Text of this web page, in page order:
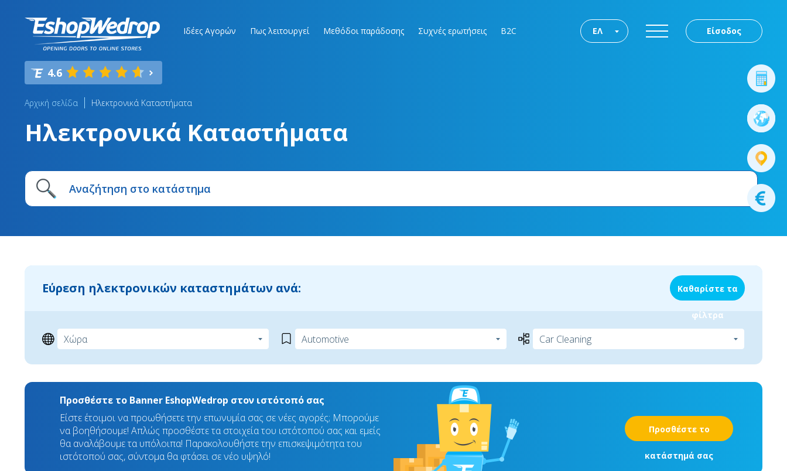
Ιδέες Αγορών Πως λειτουργεί Μεθόδοι παράδοσης Συχνές ερωτήσεις B2C Είσοδος
ΕΛ
4.6
Αρχική σελίδα Ηλεκτρονικά Καταστήματα
Ηλεκτρονικά Καταστήματα
Εύρεση ηλεκτρονικών καταστημάτων ανά: Καθαρίστε τα
φίλτρα
Προσθέστε το Banner EshopWedrop στον ιστότοπό σας
Είστε έτοιμοι να προωθήσετε την επωνυμία σας σε νέες αγορές; Μπορούμε
να βοηθήσουμε! Απλώς προσθέστε τα στοιχεία του ιστότοπού σας και εμείς
θα αναλάβουμε τα υπόλοιπα! Παρακολουθήστε την επισκεψιμότητα του
ιστότοπού σας, σύντομα θα φτάσει σε νέο υψηλό!
Προσθέστε το
κατάστημά σας